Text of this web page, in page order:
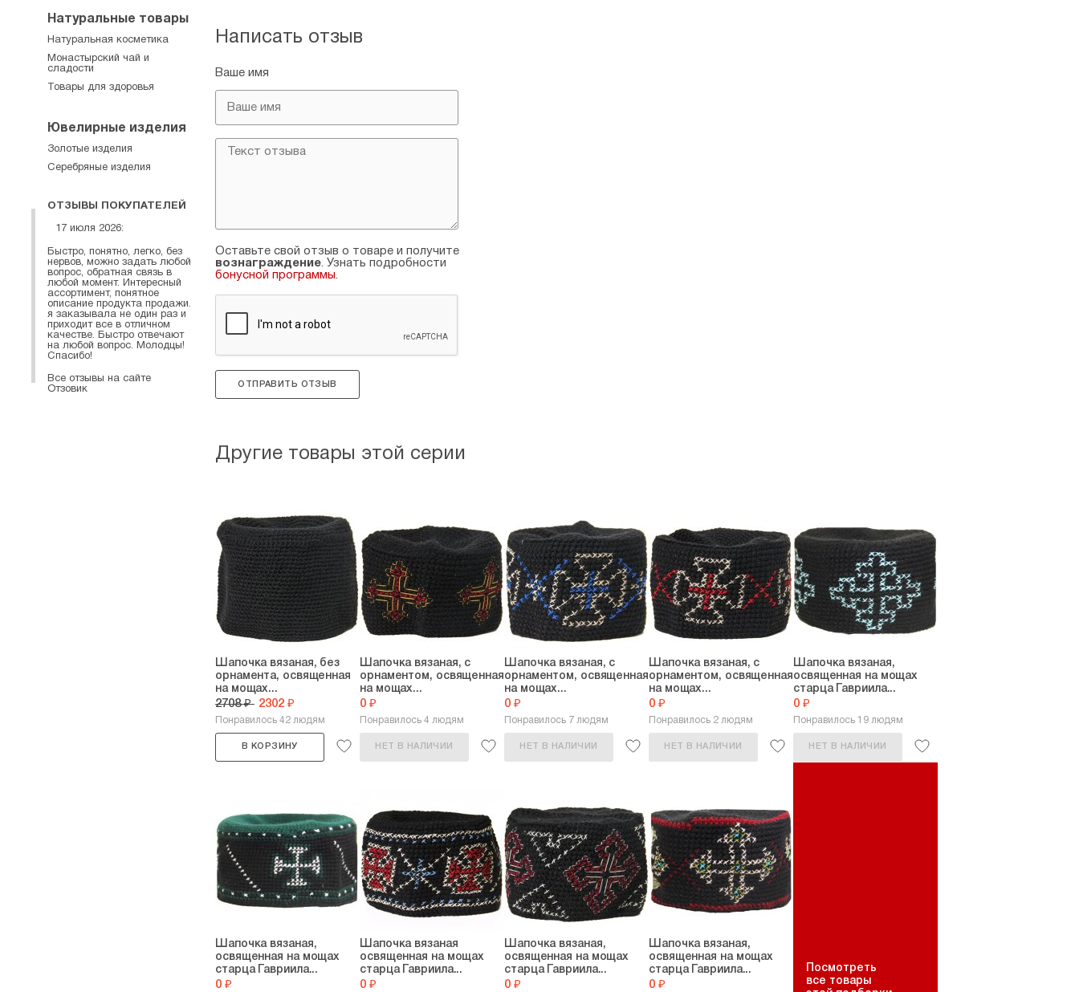
Написать отзыв
Ваше имя
Оставьте свой отзыв о товаре и получите
вознаграждение. Узнать подробности
бонусной программы.
ОТПРАВИТЬ ОТЗЫВ
Другие товары этой серии
Шапочка вязаная, без
орнамента, освященная
на мощах...
2708 ₽ 2302 ₽
Понравилось 42 людям
В КОРЗИНУ
Шапочка вязаная, с
орнаментом, освященная
на мощах...
0 ₽
Понравилось 4 людям
НЕТ В НАЛИЧИИ
Шапочка вязаная, с
орнаментом, освященная
на мощах...
0 ₽
Понравилось 7 людям
НЕТ В НАЛИЧИИ
Шапочка вязаная, с
орнаментом, освященная
на мощах...
0 ₽
Понравилось 2 людям
НЕТ В НАЛИЧИИ
Шапочка вязаная,
освященная на мощах
старца Гавриила...
0 ₽
Понравилось 19 людям
НЕТ В НАЛИЧИИ
Шапочка вязаная,
освященная на мощах
старца Гавриила...
0 ₽
Шапочка вязаная
освященная на мощах
старца Гавриила...
0 ₽
Шапочка вязаная,
освященная на мощах
старца Гавриила...
0 ₽
Шапочка вязаная,
освященная на мощах
старца Гавриила...
0 ₽
Посмотреть
все товары
Натуральные товары
Натуральная косметика
Монастырский чай и
сладости
Товары для здоровья
Ювелирные изделия
Золотые изделия
Серебряные изделия
ОТЗЫВЫ ПОКУПАТЕЛЕЙ
17 июля 2026:
Быстро, понятно, легко, без
нервов, можно задать любой
вопрос, обратная связь в
любой момент. Интересный
ассортимент, понятное
описание продукта продажи.
я заказывала не один раз и
приходит все в отличном
качестве. Быстро отвечают
на любой вопрос. Молодцы!
Спасибо!
Все отзывы на сайте
Отзовик